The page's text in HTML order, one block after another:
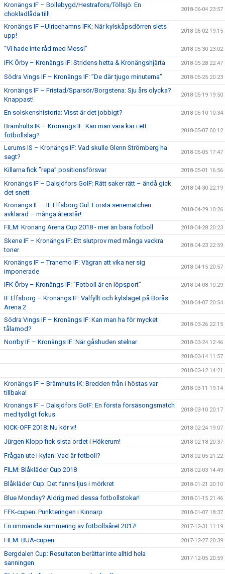
Kronängs IF – Bollebygd/Hestrafors/Töllsjö: En
chokladlåda till!
2018-06-04 23:57
Kronängs IF –Ulricehamns IFK: När kylskåpsdörren slets
upp!
2018-06-02 19:15
”Vi hade inte råd med Messi” 2018-05-30 23:02
IFK Örby – Kronängs IF: Stridens hetta & Kronängshjärta 2018-05-28 22:47
Södra Vings IF – Kronängs IF: ”De där tjugo minuterna” 2018-05-25 20:23
Kronängs IF – Fristad/Sparsör/Borgstena: Sju års olycka?
Knappast!
2018-05-19 19:50
En solskenshistoria: Visst är det jobbigt? 2018-05-10 10:34
Brämhults IK – Kronängs IF: Kan man vara kär i ett
fotbollslag?
2018-05-07 00:12
Lerums IS – Kronängs IF: Vad skulle Glenn Strömberg ha
sagt?
2018-05-05 17:47
Killarna fick ”repa” positionsförsvar 2018-05-01 16:56
Kronängs IF – Dalsjöfors GoIF: Rätt saker rätt – ändå gick
det snett
2018-04-30 22:19
Kronängs IF – IF Elfsborg Gul: Första seriematchen
avklarad – många återstår!
2018-04-29 10:26
FILM: Kronäng Arena Cup 2018 - mer än bara fotboll 2018-04-28 20:23
Skene IF – Kronängs IF: Ett slutprov med många vackra
toner
2018-04-23 22:59
Kronängs IF – Tranemo IF: Vägran att vika ner sig
imponerade
2018-04-15 20:57
IFK Örby – Kronängs IF: ”Fotboll är en löpsport” 2018-04-08 10:29
IF Elfsborg – Kronängs IF: Välfyllt och kylslaget på Borås
Arena 2
2018-04-07 20:54
Södra Vings IF – Kronängs IF: Kan man ha för mycket
tålamod?
2018-03-26 22:15
Norrby IF – Kronängs IF: När gåshuden stelnar 2018-03-24 12:46
2018-03-14 11:57
2018-03-12 14:21
Kronängs IF – Brämhults IK: Bredden från i höstas var
tillbaka!
2018-03-11 19:14
Kronängs IF – Dalsjöfors GoIF: En första försäsongsmatch
med tydligt fokus
2018-03-10 20:17
KICK-OFF 2018: Nu kör vi! 2018-02-24 19:07
Jürgen Klopp fick sista ordet i Hökerum! 2018-02-18 20:37
Frågan ute i kylan: Vad är fotboll? 2018-02-05 21:22
FILM: Blåkläder Cup 2018 2018-02-03 14:49
Blåkläder Cup: Det fanns ljus i mörkret 2018-01-21 20:10
Blue Monday? Aldrig med dessa fotbollstokar! 2018-01-15 21:46
FFK-cupen: Punkteringen i Kinnarp 2018-01-07 18:37
En rimmande summering av fotbollsåret 2017! 2017-12-31 11:19
FILM: BUA-cupen 2017-12-27 20:39
Bergdalen Cup: Resultaten berättar inte alltid hela
sanningen
2017-12-05 20:59